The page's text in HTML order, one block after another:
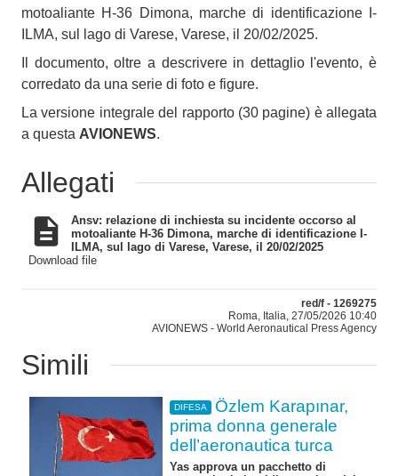
motoaliante H-36 Dimona, marche di identificazione I-
ILMA, sul lago di Varese, Varese, il 20/02/2025.
Il documento, oltre a descrivere in dettaglio l'evento, è
corredato da una serie di foto e figure.
La versione integrale del rapporto (30 pagine) è allegata
a questa AVIONEWS.
Allegati
Ansv: relazione di inchiesta su incidente occorso al
motoaliante H-36 Dimona, marche di identificazione I-
ILMA, sul lago di Varese, Varese, il 20/02/2025
Download file
red/f - 1269275
Roma, Italia, 27/05/2026 10:40
AVIONEWS - World Aeronautical Press Agency
Simili
DIFESA
Özlem Karapınar,
prima donna generale
dell’aeronautica turca
Yas approva un pacchetto di